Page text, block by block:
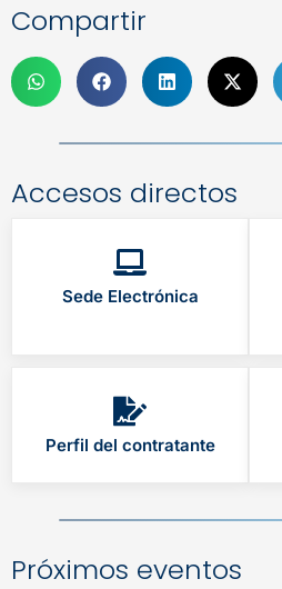
Compartir
Accesos directos
Sede Electrónica
Perfil del contratante
Próximos eventos